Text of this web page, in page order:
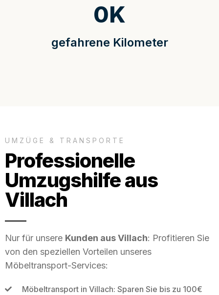
gefahrene Kilometer
0K
UMZÜGE & TRANSPORTE
Professionelle
Umzugshilfe aus
Villach
Nur für unsere Kunden aus Villach: Profitieren Sie
von den speziellen Vorteilen unseres
Möbeltransport-Services:
Möbeltransport in Villach: Sparen Sie bis zu 100€